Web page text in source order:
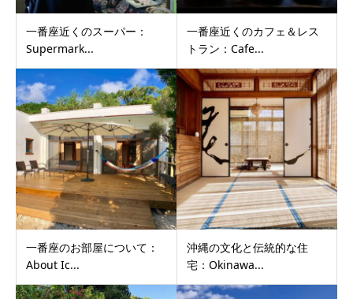
一番座近くのスーパー：
Supermark...
一番座近くのカフェ＆レス
トラン：Cafe...
一番座のお部屋について：
About Ic...
沖縄の文化と伝統的な住
宅：Okinawa...